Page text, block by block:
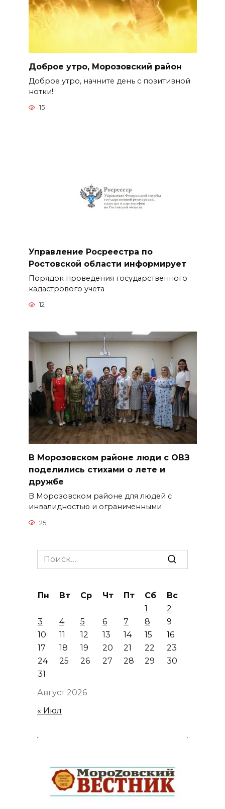
Доброе утро, Морозовский район
Доброе утро, начните день с позитивной
нотки!
15
Управление Росреестра по
Ростовской области информирует
Порядок проведения государственного
кадастрового учета
12
В Морозовском районе люди с ОВЗ
поделились стихами о лете и
дружбе
В Морозовском районе для людей с
инвалидностью и ограниченными
25
Search
for:
Август 2026
Пн Вт Ср Чт Пт Сб
Вс
1
2
3
4 5 6 7 8
9
10
11 12 13 14 15
16
17
18 19 20 21 22
23
24
25 26 27 28 29
30
31
« Июл